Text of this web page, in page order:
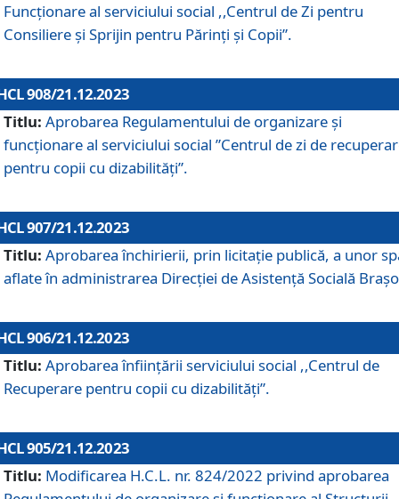
Funcționare al serviciului social ,,Centrul de Zi pentru
Consiliere şi Sprijin pentru Părinţi şi Copii”.
908/21.12.2023
Titlu: Aprobarea Regulamentului de organizare şi
funcţionare al serviciului social ”Centrul de zi de
pentru copii cu dizabilități”.
907/21.12.2023
Titlu: Aprobarea închirierii, prin licitație publică, a unor
aflate în administrarea Direcției de Asistență Socială
906/21.12.2023
Titlu: Aprobarea înființării serviciului social ,,Centrul de
Recuperare pentru copii cu dizabilități”.
905/21.12.2023
Titlu: Modificarea H.C.L. nr. 824/2022 privind aprobarea